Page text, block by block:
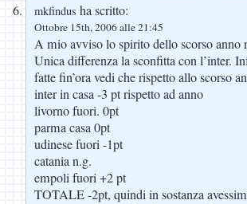
mkfindus ha scritto:
Ottobre 15th, 2006 alle 21:45
A mio avviso lo spirito dello scorso anno
Unica differenza la sconfitta con l’inter.
fatte fin’ora vedi che rispetto allo scorso
inter in casa -3 pt rispetto ad anno
livorno fuori. 0pt
parma casa 0pt
udinese fuori -1pt
catania n.g.
empoli fuori +2 pt
TOTALE -2pt, quindi in sostanza